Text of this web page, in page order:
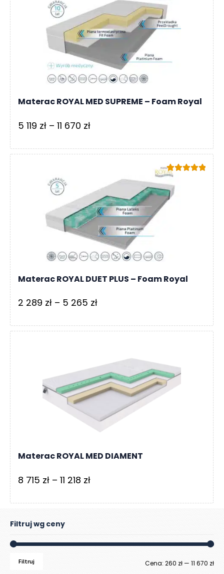
360 zł
do
5
Materac ROYAL MED SUPREME – Foam Royal
5.00
5 119 zł – 11 670 złZakres
od
119 zł
do
11
670 zł
Materac ROYAL DUET PLUS – Foam Royal
Oceniono
5.00
2 289 zł – 5 265 złZakres
od
289 zł
do
5
Materac ROYAL MED DIAMENT
8 715 zł – 11 218 złZakres
Filtruj wg ceny
Filtruj Cena: 260 zł— 11 670 zł